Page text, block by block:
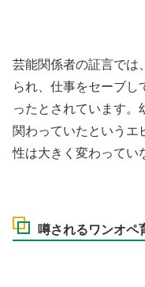
芸能関係者の証言では
られ、仕事をセーブし
ったとされています。
関わっていたというエ
性は大きく変わってい
噂されるワンオペ